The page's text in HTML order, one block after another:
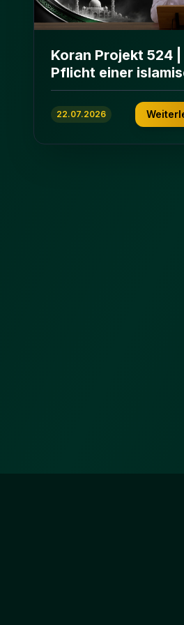
Koran Projekt 524 |
Pflicht einer
Gemeinschaft |
ʿImrān 103-112
22.07.2026